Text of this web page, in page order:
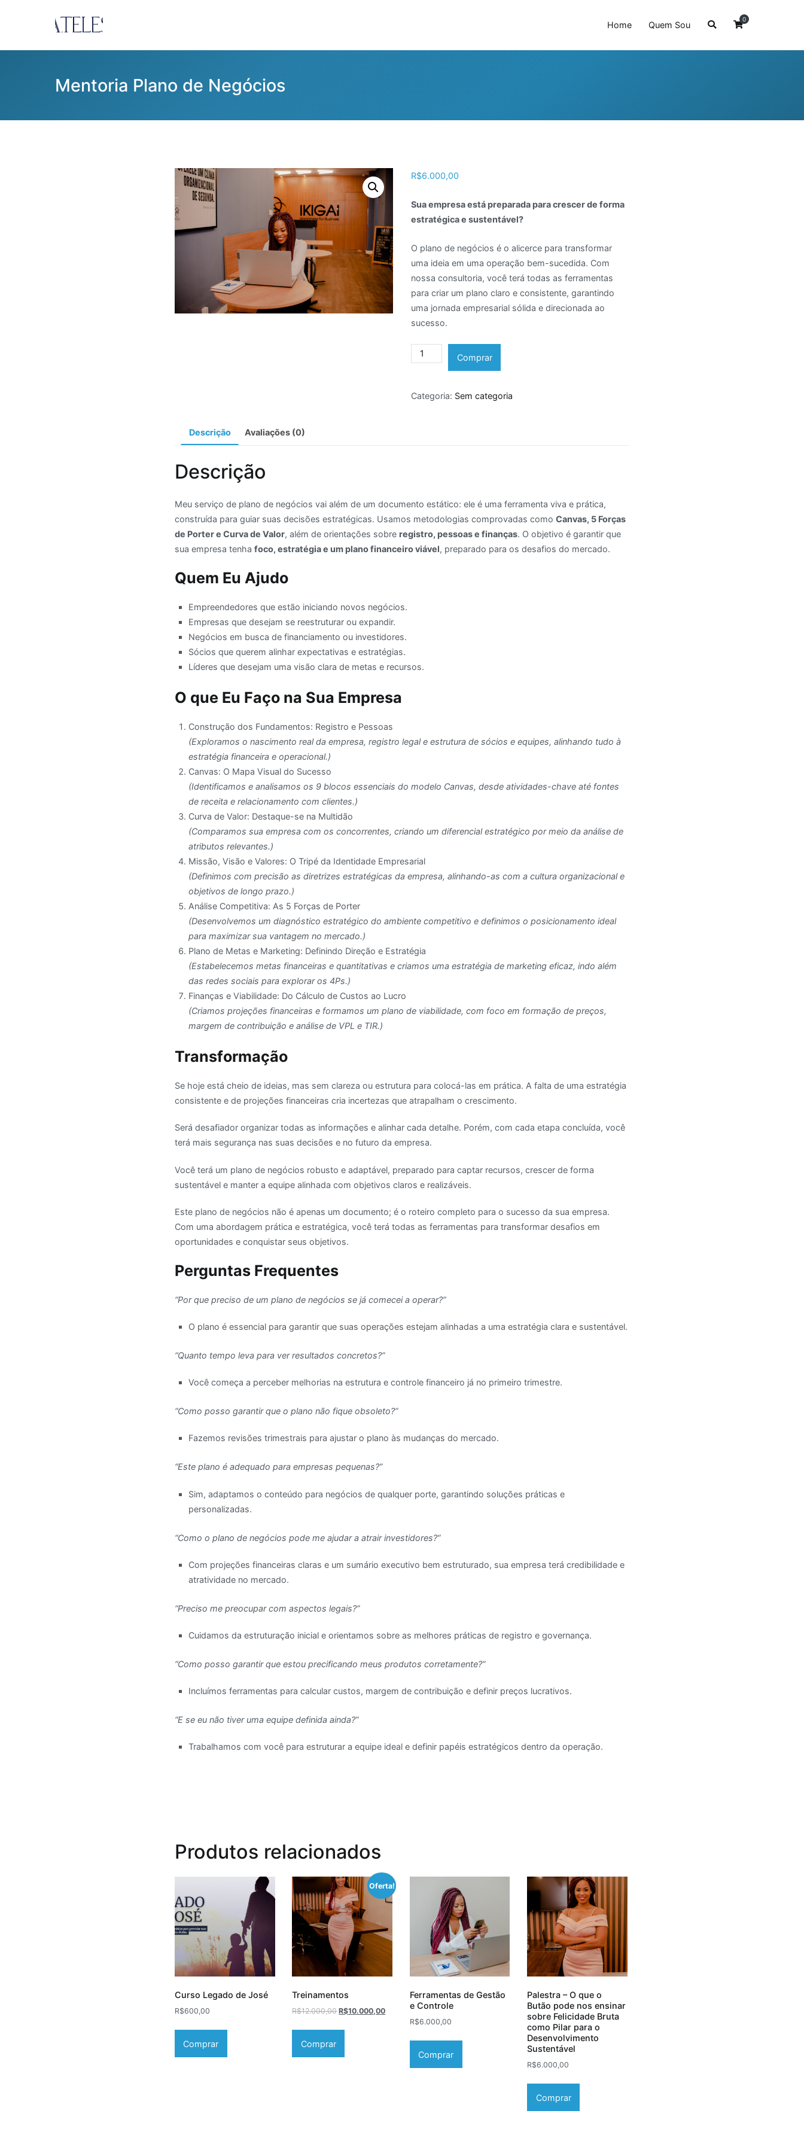
conteúdo
Home Quem Sou
0
Mentoria Plano de Negócios
R$6.000,00
Sua empresa está preparada para crescer de forma
estratégica e sustentável?
O plano de negócios é o alicerce para transformar
uma ideia em uma operação bem-sucedida. Com
nossa consultoria, você terá todas as ferramentas
para criar um plano claro e consistente, garantindo
uma jornada empresarial sólida e direcionada ao
sucesso.
Mentoria
Plano
Negócios
Comprar
Categoria: Sem categoria
Descrição Avaliações (0)
Descrição
Meu serviço de plano de negócios vai além de um documento estático: ele é uma ferramenta viva e prática,
construída para guiar suas decisões estratégicas. Usamos metodologias comprovadas como Canvas, 5 Forças
de Porter e Curva de Valor, além de orientações sobre registro, pessoas e finanças. O objetivo é garantir que
sua empresa tenha foco, estratégia e um plano financeiro viável, preparado para os desafios do mercado.
Quem Eu Ajudo
Empreendedores que estão iniciando novos negócios.
Empresas que desejam se reestruturar ou expandir.
Negócios em busca de financiamento ou investidores.
Sócios que querem alinhar expectativas e estratégias.
Líderes que desejam uma visão clara de metas e recursos.
O que Eu Faço na Sua Empresa
Construção dos Fundamentos: Registro e Pessoas
(Exploramos o nascimento real da empresa, registro legal e estrutura de sócios e equipes, alinhando tudo à
estratégia financeira e operacional.)
Canvas: O Mapa Visual do Sucesso
(Identificamos e analisamos os 9 blocos essenciais do modelo Canvas, desde atividades-chave até fontes
de receita e relacionamento com clientes.)
Curva de Valor: Destaque-se na Multidão
(Comparamos sua empresa com os concorrentes, criando um diferencial estratégico por meio da análise de
atributos relevantes.)
Missão, Visão e Valores: O Tripé da Identidade Empresarial
(Definimos com precisão as diretrizes estratégicas da empresa, alinhando-as com a cultura organizacional e
objetivos de longo prazo.)
Análise Competitiva: As 5 Forças de Porter
(Desenvolvemos um diagnóstico estratégico do ambiente competitivo e definimos o posicionamento ideal
para maximizar sua vantagem no mercado.)
Plano de Metas e Marketing: Definindo Direção e Estratégia
(Estabelecemos metas financeiras e quantitativas e criamos uma estratégia de marketing eficaz, indo além
das redes sociais para explorar os 4Ps.)
Finanças e Viabilidade: Do Cálculo de Custos ao Lucro
(Criamos projeções financeiras e formamos um plano de viabilidade, com foco em formação de preços,
margem de contribuição e análise de VPL e TIR.)
Transformação
Se hoje está cheio de ideias, mas sem clareza ou estrutura para colocá-las em prática. A falta de uma estratégia
consistente e de projeções financeiras cria incertezas que atrapalham o crescimento.
Será desafiador organizar todas as informações e alinhar cada detalhe. Porém, com cada etapa concluída, você
terá mais segurança nas suas decisões e no futuro da empresa.
Você terá um plano de negócios robusto e adaptável, preparado para captar recursos, crescer de forma
sustentável e manter a equipe alinhada com objetivos claros e realizáveis.
Este plano de negócios não é apenas um documento; é o roteiro completo para o sucesso da sua empresa.
Com uma abordagem prática e estratégica, você terá todas as ferramentas para transformar desafios em
oportunidades e conquistar seus objetivos.
Perguntas Frequentes
“Por que preciso de um plano de negócios se já comecei a operar?”
O plano é essencial para garantir que suas operações estejam alinhadas a uma estratégia clara e sustentável.
“Quanto tempo leva para ver resultados concretos?”
Você começa a perceber melhorias na estrutura e controle financeiro já no primeiro trimestre.
“Como posso garantir que o plano não fique obsoleto?”
Fazemos revisões trimestrais para ajustar o plano às mudanças do mercado.
“Este plano é adequado para empresas pequenas?”
Sim, adaptamos o conteúdo para negócios de qualquer porte, garantindo soluções práticas e
personalizadas.
“Como o plano de negócios pode me ajudar a atrair investidores?”
Com projeções financeiras claras e um sumário executivo bem estruturado, sua empresa terá credibilidade e
atratividade no mercado.
“Preciso me preocupar com aspectos legais?”
Cuidamos da estruturação inicial e orientamos sobre as melhores práticas de registro e governança.
“Como posso garantir que estou precificando meus produtos corretamente?”
Incluímos ferramentas para calcular custos, margem de contribuição e definir preços lucrativos.
“E se eu não tiver uma equipe definida ainda?”
Trabalhamos com você para estruturar a equipe ideal e definir papéis estratégicos dentro da operação.
Produtos relacionados
Curso Legado de José
R$600,00
Comprar
Oferta!
Treinamentos
R$12.000,00 R$10.000,00
Comprar
Ferramentas de Gestão
e Controle
R$6.000,00
Comprar
Palestra – O que o
Butão pode nos ensinar
sobre Felicidade Bruta
como Pilar para o
Desenvolvimento
Sustentável
R$6.000,00
Comprar